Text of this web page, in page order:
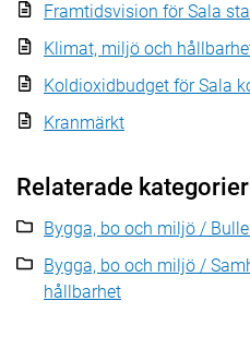
Framtidsvision för Sala
Klimat, miljö och
Koldioxidbudget för Sala
Kranmärkt
Relaterade kategorier
Bygga, bo och miljö /
Bygga, bo och miljö /
hållbarhet